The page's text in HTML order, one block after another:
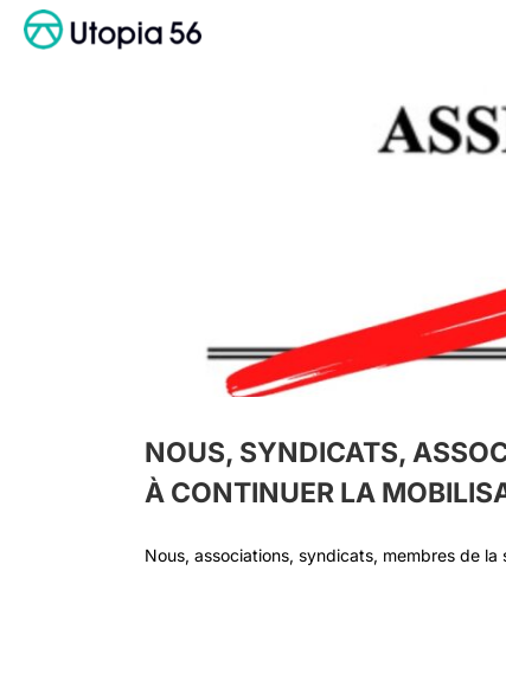
Passer
NOUS, SYNDICATS,
À CONTINUER LA
Nous, associations, syndicats, membres de